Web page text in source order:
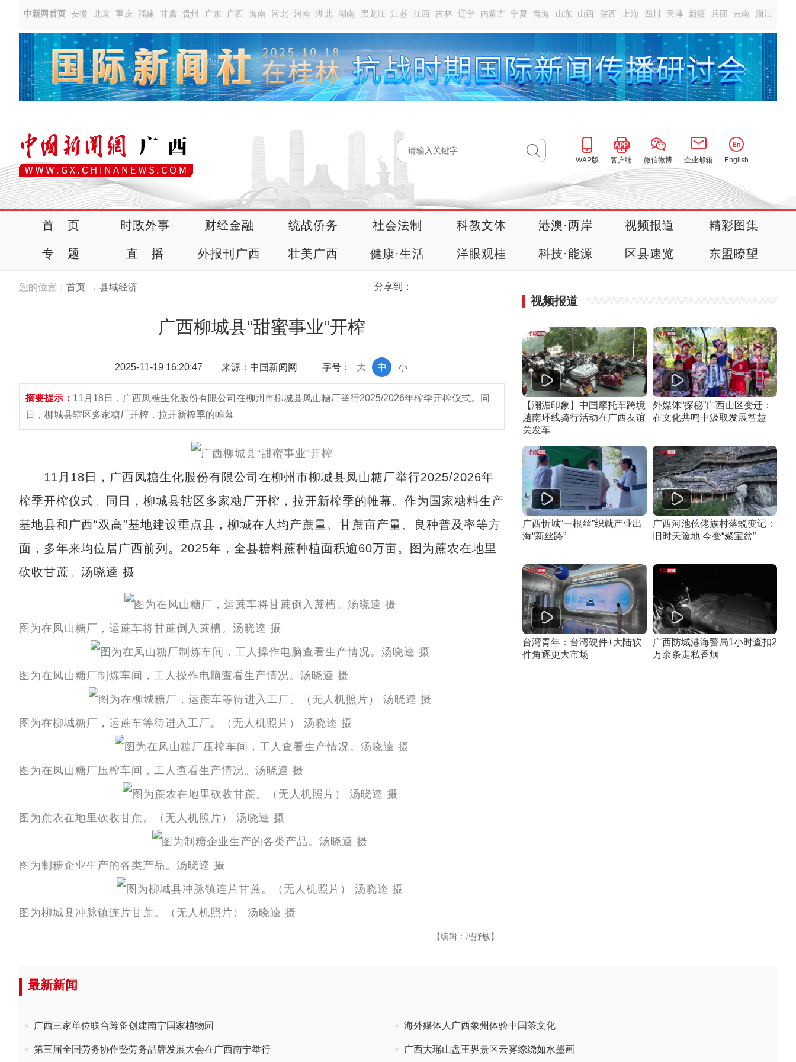
中新网首页 安徽 北京 重庆 福建 甘肃 贵州 广东 广西 海南 河北 河南 湖北 湖南 黑龙江 江苏 江西 吉林 辽宁 内蒙古 宁夏 青海 山东 山西 陕西 上海 四川 天津 新疆 兵团 云南 浙江
WAP版 客户端 微信微博 企业邮箱 English
首 页 时政外事 财经金融 统战侨务 社会法制 科教文体 港澳·两岸 视频报道 精彩图集
专 题 直 播 外报刊广西 壮美广西 健康·生活 洋眼观桂 科技·能源 区县速览 东盟瞭望
您的位置： 首页 → 县域经济 分享到：
广西柳城县“甜蜜事业”开榨
2025-11-19 16:20:47 来源：中国新闻网 字号： 小
中
大
摘要提示： 11月18日，广西凤糖生化股份有限公司在柳州市柳城县凤山糖厂举行2025/2026年榨季开榨仪式。同
日，柳城县辖区多家糖厂开榨，拉开新榨季的帷幕
11月18日，广西凤糖生化股份有限公司在柳州市柳城县凤山糖厂举行2025/2026年
榨季开榨仪式。同日，柳城县辖区多家糖厂开榨，拉开新榨季的帷幕。作为国家糖料生产
基地县和广西“双高”基地建设重点县，柳城在人均产蔗量、甘蔗亩产量、良种普及率等方
面，多年来均位居广西前列。2025年，全县糖料蔗种植面积逾60万亩。图为蔗农在地里
砍收甘蔗。汤晓逵 摄
图为在凤山糖厂，运蔗车将甘蔗倒入蔗槽。汤晓逵 摄
图为在凤山糖厂制炼车间，工人操作电脑查看生产情况。汤晓逵 摄
图为在柳城糖厂，运蔗车等待进入工厂。（无人机照片） 汤晓逵 摄
图为在凤山糖厂压榨车间，工人查看生产情况。汤晓逵 摄
图为蔗农在地里砍收甘蔗。（无人机照片） 汤晓逵 摄
图为制糖企业生产的各类产品。汤晓逵 摄
图为柳城县冲脉镇连片甘蔗。（无人机照片） 汤晓逵 摄
【编辑：冯抒敏】
视频报道
【澜湄印象】中国摩托车跨境
越南环线骑行活动在广西友谊
关发车
外媒体“探秘”广西山区变迁：
在文化共鸣中汲取发展智慧
广西忻城“一根丝”织就产业出
海“新丝路”
广西河池仫佬族村落蜕变记：
旧时天险地 今变“聚宝盆”
台湾青年：台湾硬件+大陆软
件角逐更大市场
广西防城港海警局1小时查扣2
万余条走私香烟
最新新闻
广西三家单位联合筹备创建南宁国家植物园 海外媒体人广西象州体验中国茶文化
第三届全国劳务协作暨劳务品牌发展大会在广西南宁举行 广西大瑶山盘王界景区云雾缭绕如水墨画